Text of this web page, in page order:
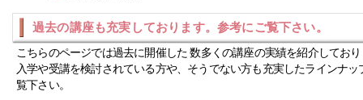
過去の講座も充実しております。参考にご覧下さい。
こちらのページでは過去に開催した 数多くの講座の実績を紹介してお
入学や受講を検討されている方や、そうでない方も充実したラインナッ
覧下さい。